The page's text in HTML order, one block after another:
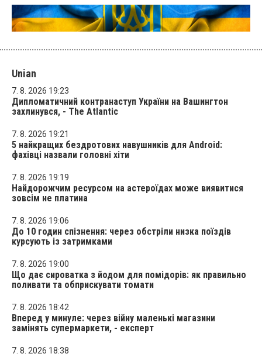
Unian
7. 8. 2026 19:23
Дипломатичний контранаступ України на Вашингтон
захлинувся, - The Atlantic
7. 8. 2026 19:21
5 найкращих бездротових навушників для Android:
фахівці назвали головні хіти
7. 8. 2026 19:19
Найдорожчим ресурсом на астероїдах може виявитися
зовсім не платина
7. 8. 2026 19:06
До 10 годин спізнення: через обстріли низка поїздів
курсують із затримками
7. 8. 2026 19:00
Що дає сироватка з йодом для помідорів: як правильно
поливати та обприскувати томати
7. 8. 2026 18:42
Вперед у минуле: через війну маленькі магазини
замінять супермаркети, - експерт
7. 8. 2026 18:38